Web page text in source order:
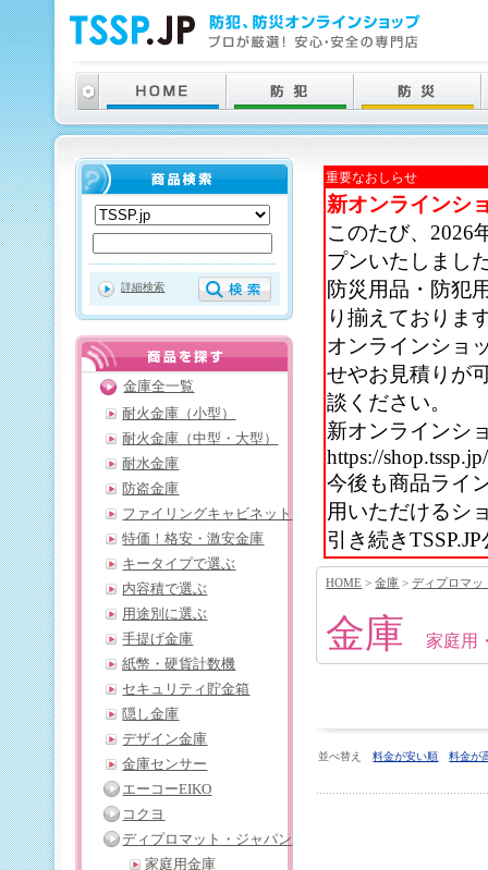
重要なおしらせ
新オンラインシ
このたび、2026
プンいたしまし
防災用品・防犯
り揃えておりま
オンラインショ
せやお見積りが
談ください。
新オンラインシ
https://shop.tssp.jp/
今後も商品ライ
用いただけるシ
引き続き
HOME >金庫 >ディプロマッ
金庫 家庭用
並べ替え料金が安い順 料金が
詳細検索
金庫全一覧
耐火金庫（小型）
耐火金庫（中型・大型）
耐水金庫
防盗金庫
ファイリングキャビネット
特価！格安・激安金庫
キータイプで選ぶ
内容積で選ぶ
用途別に選ぶ
手提げ金庫
紙幣・硬貨計数機
セキュリティ貯金箱
隠し金庫
デザイン金庫
金庫センサー
エーコーEIKO
コクヨ
ディプロマット・ジャパン
家庭用金庫